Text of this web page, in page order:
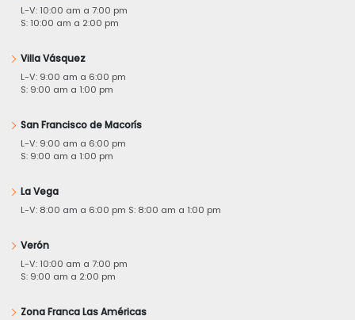
L-V: 10:00 am a 7:00 pm
S: 10:00 am a 2:00 pm
Villa Vásquez
L-V: 9:00 am a 6:00 pm
S: 9:00 am a 1:00 pm
San Francisco de Macorís
L-V: 9:00 am a 6:00 pm
S: 9:00 am a 1:00 pm
La Vega
L-V: 8:00 am a 6:00 pm S: 8:00 am a 1:00 pm
Verón
L-V: 10:00 am a 7:00 pm
S: 9:00 am a 2:00 pm
Zona Franca Las Américas